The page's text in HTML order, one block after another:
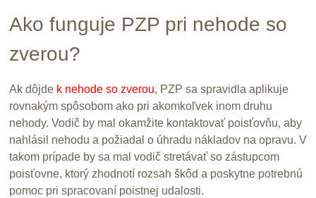
Ako funguje PZP pri nehode so
zverou?
Ak dôjde k nehode so zverou, PZP sa spravidla aplikuje
rovnakým spôsobom ako pri akomkoľvek inom druhu
nehody. Vodič by mal okamžite kontaktovať poisťovňu, aby
nahlásil nehodu a požiadal o úhradu nákladov na opravu. V
takom prípade by sa mal vodič stretávať so zástupcom
poisťovne, ktorý zhodnotí rozsah škôd a poskytne potrebnú
pomoc pri spracovaní poistnej udalosti.